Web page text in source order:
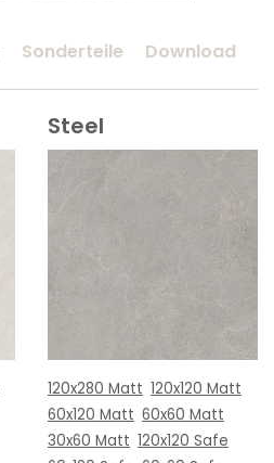
Sonderteile Download
Steel
120x280 Matt 120x120 Matt
60x120 Matt 60x60 Matt
30x60 Matt 120x120 Safe